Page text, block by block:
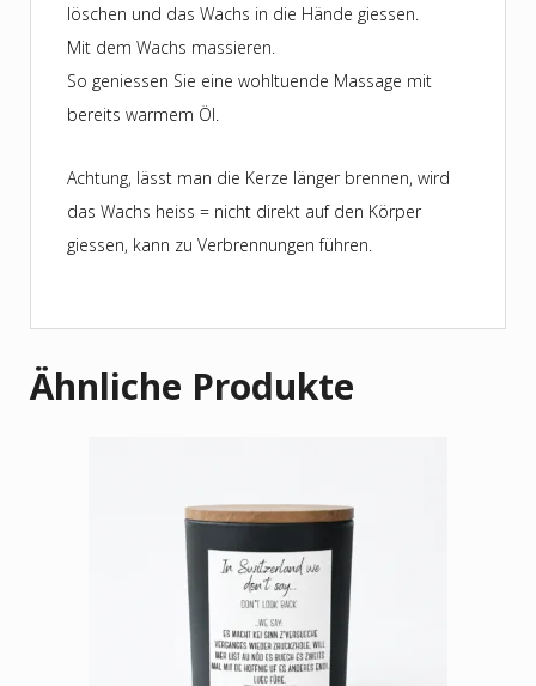
löschen und das Wachs in die Hände giessen.
Mit dem Wachs massieren.
So geniessen Sie eine wohltuende Massage mit
bereits warmem Öl.
Achtung, lässt man die Kerze länger brennen, wird
das Wachs heiss = nicht direkt auf den Körper
giessen, kann zu Verbrennungen führen.
Ähnliche Produkte